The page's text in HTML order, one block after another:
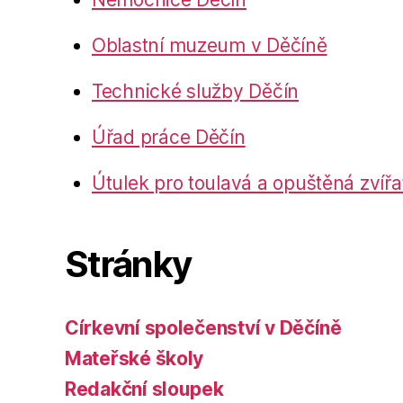
Oblastní muzeum v Děčíně
Technické služby Děčín
Úřad práce Děčín
Útulek pro toulavá a opuštěná
Stránky
Církevní společenství v Děčíně
Mateřské školy
Redakční sloupek